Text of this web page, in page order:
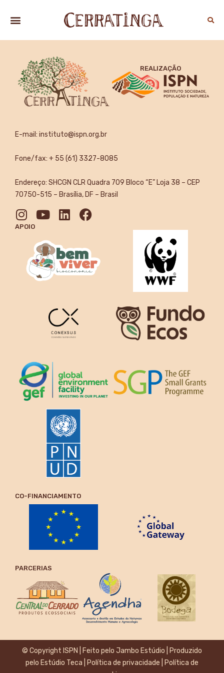
REALIZAÇÃO
E-mail: instituto@ispn.org.br
Fone/fax: + 55 (61) 3327-8085
Endereço: SHCGN CLR Quadra 709 Bloco “E” Loja 38 – CEP
70750-515 – Brasília, DF – Brasil
APOIO
CO-FINANCIAMENTO
PARCERIAS
© Copyright ISPN | Feito pelo Jambo Estúdio | Produzido
pelo Estúdio Teca Política de privacidade
Política de